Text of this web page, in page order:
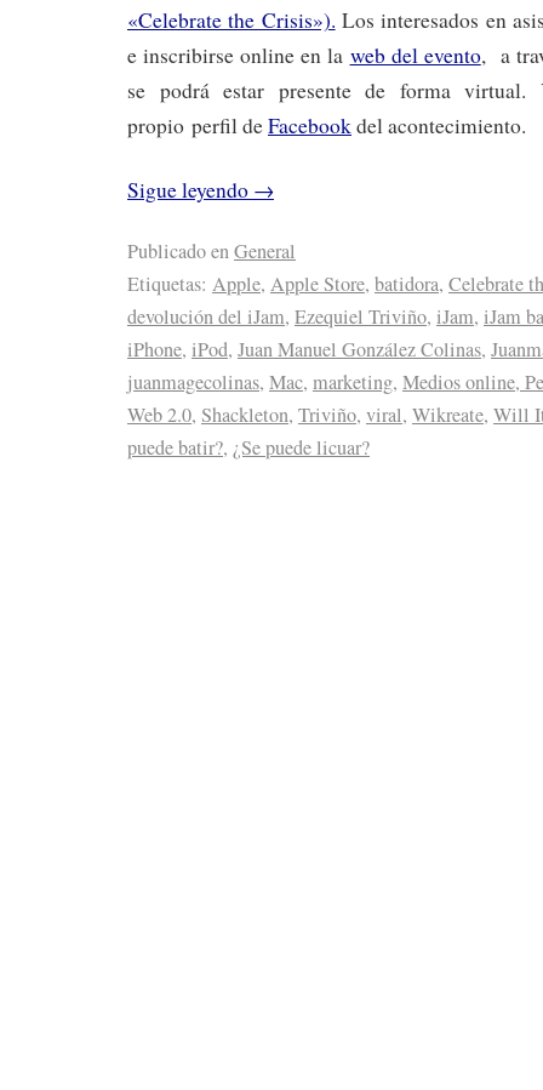
«Celebrate the Crisis»). Los interesados en
e inscribirse online en la web del evento, a
se podrá estar presente de forma
propio perfil deFacebookdel acontecimiento.
Sigue leyendo →
Publicado enGeneral
Etiquetas: Apple, Apple Store, batidora, Celebrate
devolución del iJam, Ezequiel Triviño, iJam, iJam
iPhone, iPod, Juan Manuel González Colinas,
juanmagecolinas, Mac, marketing, Medios online,
Web 2.0, Shackleton, Triviño, viral, Wikreate, Will
puede batir?, ¿Se puede licuar?